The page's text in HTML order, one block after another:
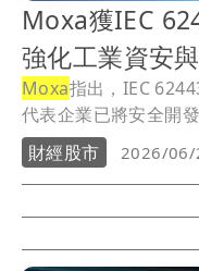
Moxa獲IEC
強化工業資安
Moxa指出，IEC
代表企業已將安全開
財經股市
2026/06/